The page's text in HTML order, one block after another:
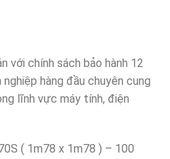
với chính sách bảo hành 12
hàng đầu chuyên cung
lĩnh vực máy tính, điện
( 1m78 x 1m78 ) – 100